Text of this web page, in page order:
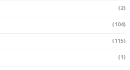
(2)
(104)
(115)
(1)